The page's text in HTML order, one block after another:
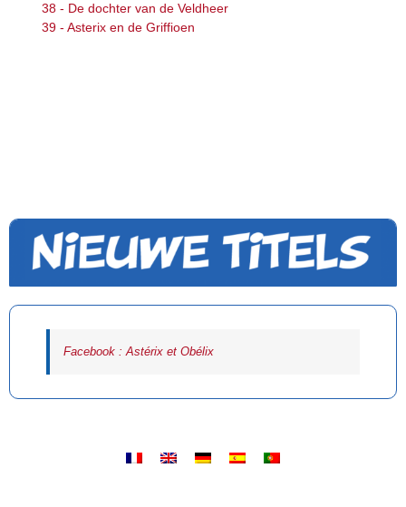
38 - De dochter van de Veldheer
39 - Asterix en de Griffioen
Facebook : Astérix et Obélix